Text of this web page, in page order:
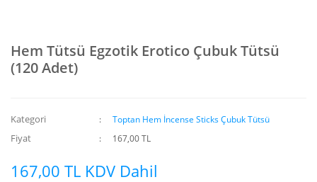
Hem Tütsü Egzotik Erotico Çubuk Tütsü
(120 Adet)
Kategori Toptan Hem İncense Sticks Çubuk Tütsü
Fiyat 167,00 TL
167,00 TL KDV Dahil